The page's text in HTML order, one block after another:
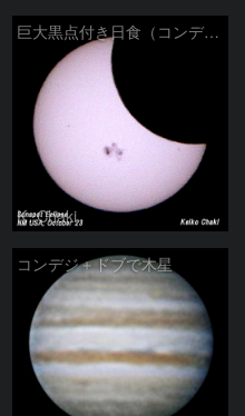
巨大黒点付き日食（コンデジ撮り）
K. Chaki
コンデジ＋ドブで木星